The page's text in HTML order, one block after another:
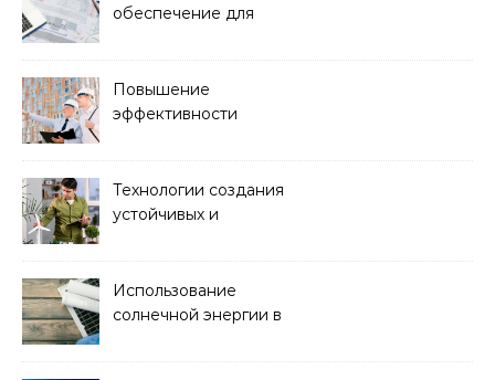
обеспечение для
строительством
Повышение
эффективности
технологий
Технологии создания
устойчивых и
Использование
солнечной энергии в